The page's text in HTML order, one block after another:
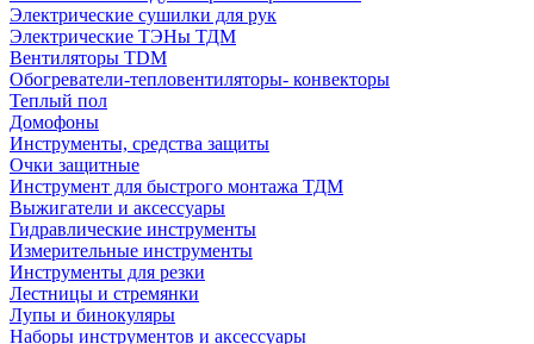
Электрические сушилки для рук
Электрические ТЭНы ТДМ
Вентиляторы TDM
Обогреватели-тепловентиляторы- конвекторы
Теплый пол
Домофоны
Инструменты, средства защиты
Очки защитные
Инструмент для быстрого монтажа ТДМ
Выжигатели и аксессуары
Гидравлические инструменты
Измерительные инструменты
Инструменты для резки
Лестницы и стремянки
Лупы и бинокуляры
Наборы инструментов и аксессуары